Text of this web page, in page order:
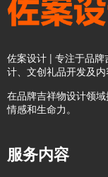
佐案设计 | 专注于品
计、文创礼品开发及内
在品牌吉祥物设计领
情感和生命力。
服务内容